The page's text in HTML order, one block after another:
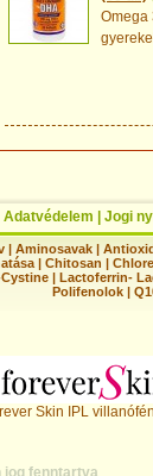
Omega
Adatvédelem Jogi
| Aminosavak|
| Chitosan |
| Lactoferrin-
Polifenolok|
Skin IPL
jog fenntartva